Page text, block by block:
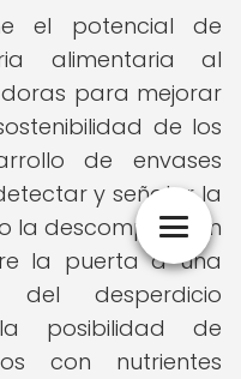
el potencial de
alimentaria al
para mejorar
de los
de envases
y señalar la
la descomposición
la puerta a una
del desperdicio
posibilidad de
con nutrientes